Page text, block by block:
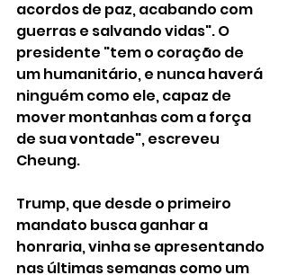
acordos de paz, acabando com
guerras e salvando vidas". O
presidente "tem o coração de
um humanitário, e nunca haverá
ninguém como ele, capaz de
mover montanhas com a força
de sua vontade", escreveu
Cheung.
Trump, que desde o primeiro
mandato busca ganhar a
honraria, vinha se apresentando
nas últimas semanas como um